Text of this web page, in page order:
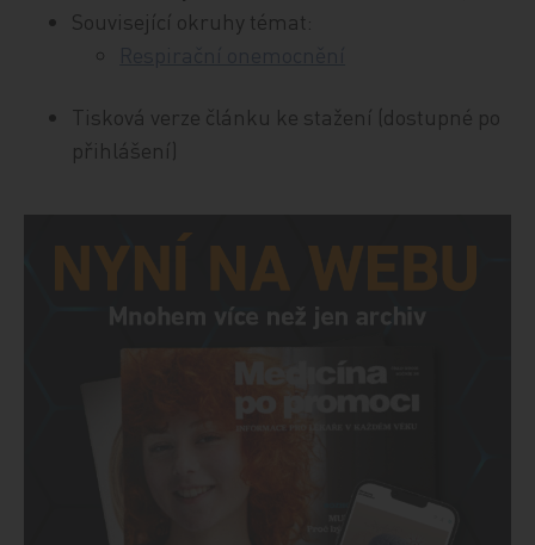
Související okruhy témat:
Tisková verze článku ke stažení (dostupné po
přihlášení)